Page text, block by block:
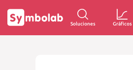
Soluciones Gráficos